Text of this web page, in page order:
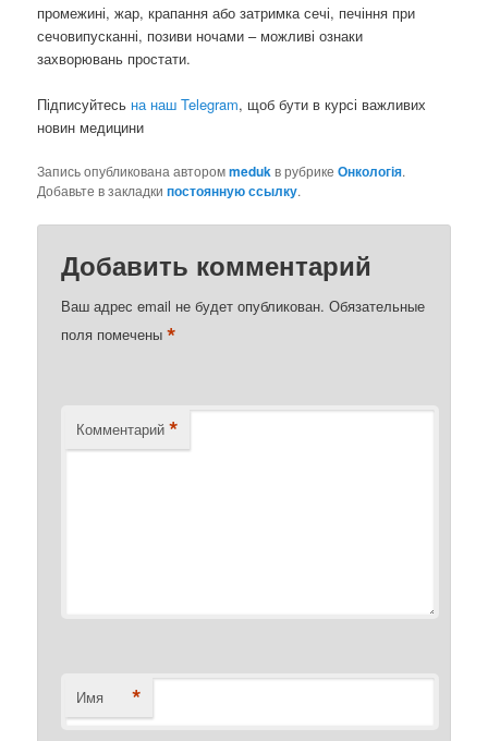
промежині, жар, крапання або затримка сечі, печіння при
сечовипусканні, позиви ночами – можливі ознаки
захворювань простати.
Підписуйтесь на наш Telegram, щоб бути в курсі важливих
новин медицини
Запись опубликована авторомmedukв рубрикеОнкологія.
Добавьте в закладкипостоянную ссылку.
Добавить комментарий
Ваш адрес email не будет опубликован. Обязательные
поля помечены*
Комментарий *
Имя *